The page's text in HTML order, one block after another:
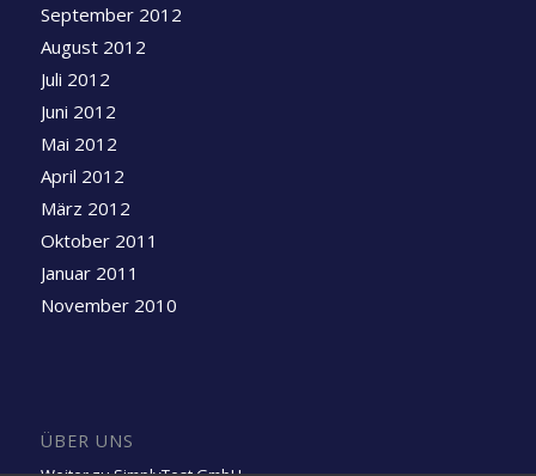
September 2012
August 2012
Juli 2012
Juni 2012
Mai 2012
April 2012
März 2012
Oktober 2011
Januar 2011
November 2010
ÜBER UNS